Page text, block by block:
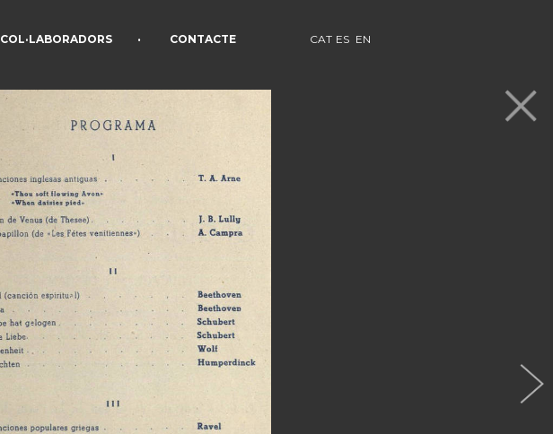
COL·LABORADORS • CONTACTE CAT ES EN